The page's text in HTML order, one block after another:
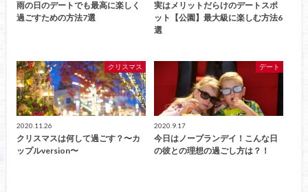
雨の日のデートでも最高に楽しく
過ごすための方法7選
実はメリットだらけのデートスポ
ット【公園】最大級に楽しむ方法6
選
クリスマス
2020.11.26
クリスマスは何して過ごす？〜カ
ップルversion〜
デート
2020.9.17
今日はノープランデイ！こんな日
の彼との理想の過ごし方は？！